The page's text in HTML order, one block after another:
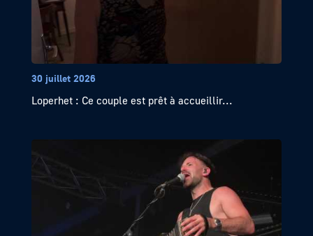
30 juillet 2026
Loperhet : Ce couple est prêt à accueillir...